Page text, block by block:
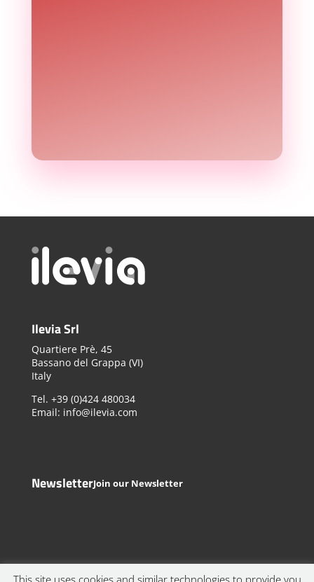
Ilevia Srl
Quartiere Prè, 45
Bassano del Grappa (VI)
Italy
Tel. +39 (0)424 480034
Email: info@ilevia.com
NewsletterJoin our Newsletter